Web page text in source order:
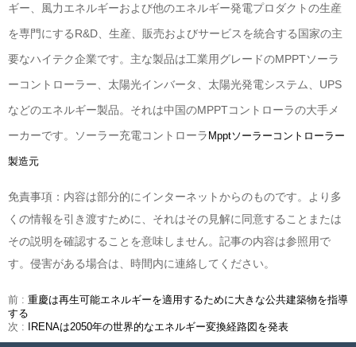
ギー、風力エネルギーおよび他のエネルギー発電プロダクトの生産
を専門にするR&D、生産、販売およびサービスを統合する国家の主
要なハイテク企業です。主な製品は工業用グレードのMPPTソーラ
ーコントローラー 、太陽光インバータ、太陽光発電システム、UPS
などのエネルギー製品。それは中国のMPPTコントローラの大手メ
ーカーです。ソーラー充電コントローラ Mpptソーラーコントローラー
製造元
免責事項：内容は部分的にインターネットからのものです。より多
くの情報を引き渡すために、それはその見解に同意することまたは
その説明を確認することを意味しません。記事の内容は参照用で
す。侵害がある場合は、時間内に連絡してください。
前 : 重慶は再生可能エネルギーを適用するために大きな公共建築物を指導
する
次 :
IRENAは2050年の世界的なエネルギー変換経路図を発表